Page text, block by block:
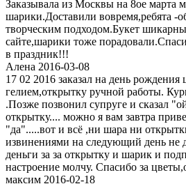
Заказывала из Москвы на 8ое марта
шарики.Доставили вовремя,ребята -
творческим подходом.Букет
сайте,шарики тоже
в праздник!!!
Алена 2016-03-08
17 02 2016 заказал на день
гелием,открытку ручной работы.
.Позже позвонил супруге и сказал
открытку.... можно я вам завтра
"да".....вот и всё ,ни шара ни
извинениями на следующий день не
деньги за за открытку и шарик и
настроение молчу. Спасибо за
максим 2016-02-18